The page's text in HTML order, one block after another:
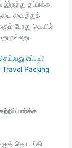
தப்பிக்க
வைத்துக்
போது வெயில்
நல்லது.
எப்படி?
Packing
பார்க்க
தொடங்கி